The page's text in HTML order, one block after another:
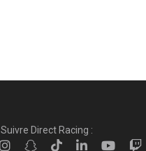
Suivre Direct Racing :